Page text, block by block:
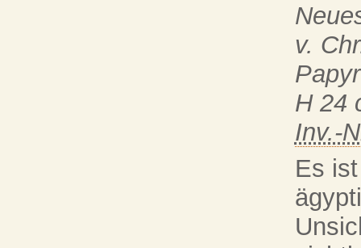
v.
H 24
Inv.-
Es